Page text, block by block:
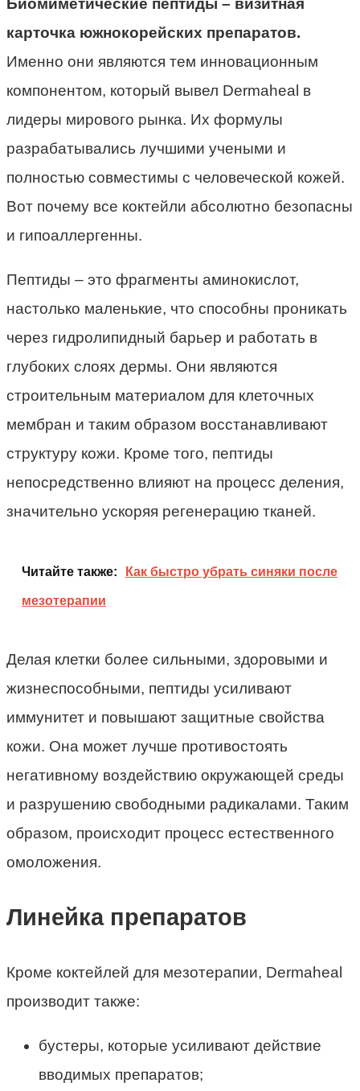
карточка южнокорейских препаратов.
Именно они являются тем инновационным
компонентом, который вывел Dermaheal в
лидеры мирового рынка. Их формулы
разрабатывались лучшими учеными и
полностью совместимы с человеческой кожей.
Вот почему все коктейли абсолютно безопасны
и гипоаллергенны.
Пептиды – это фрагменты аминокислот,
настолько маленькие, что способны проникать
через гидролипидный барьер и работать в
глубоких слоях дермы. Они являются
строительным материалом для клеточных
мембран и таким образом восстанавливают
структуру кожи. Кроме того, пептиды
непосредственно влияют на процесс деления,
значительно ускоряя регенерацию тканей.
Читайте также: Как быстро убрать синяки после
мезотерапии
Делая клетки более сильными, здоровыми и
жизнеспособными, пептиды усиливают
иммунитет и повышают защитные свойства
кожи. Она может лучше противостоять
негативному воздействию окружающей среды
и разрушению свободными радикалами. Таким
образом, происходит процесс естественного
омоложения.
Линейка препаратов
Кроме коктейлей для мезотерапии, Dermaheal
производит также:
бустеры, которые усиливают действие
вводимых препаратов;